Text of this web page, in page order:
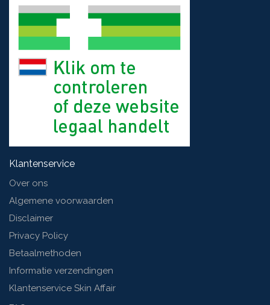
Klantenservice
Over ons
Algemene voorwaarden
Disclaimer
Privacy Policy
Betaalmethoden
Informatie verzendingen
Klantenservice Skin Affair